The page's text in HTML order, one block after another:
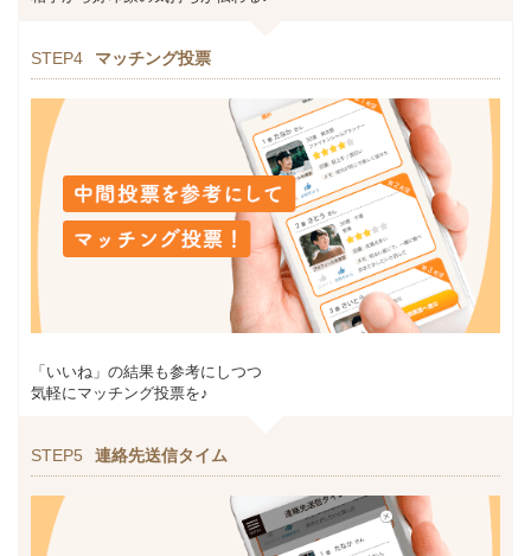
STEP4 マッチング投票
「いいね」の結果も参考にしつつ
気軽にマッチング投票を♪
STEP5 連絡先送信タイム